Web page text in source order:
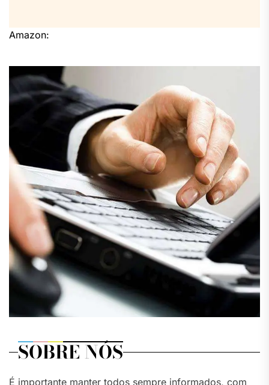
Amazon:
SOBRE NÓS
É importante manter todos sempre informados, com